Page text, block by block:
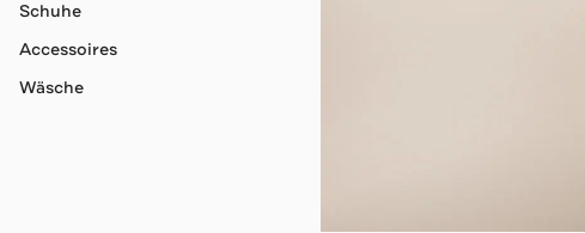
Schuhe
Accessoires
Wäsche